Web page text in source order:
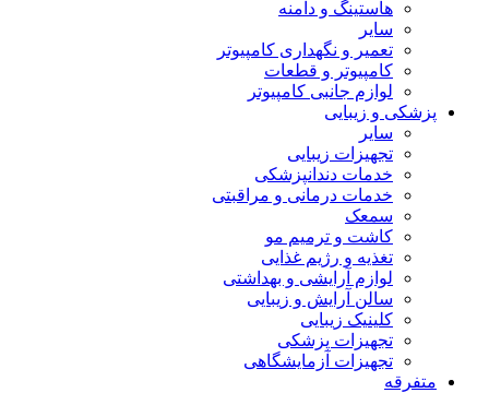
هاستینگ و دامنه
سایر
تعمیر و نگهداری کامپیوتر
کامپیوتر و قطعات
لوازم جانبی کامپیوتر
پزشکی و زیبایی
سایر
تجهیزات زیبایی
خدمات دندانپزشکی
خدمات درمانی و مراقبتی
سمعک
کاشت و ترمیم مو
تغذیه و رژیم غذایی
لوازم آرایشی و بهداشتی
سالن آرایش و زیبایی
کلینیک زیبایی
تجهیزات پزشکی
تجهیزات آزمایشگاهی
متفرقه